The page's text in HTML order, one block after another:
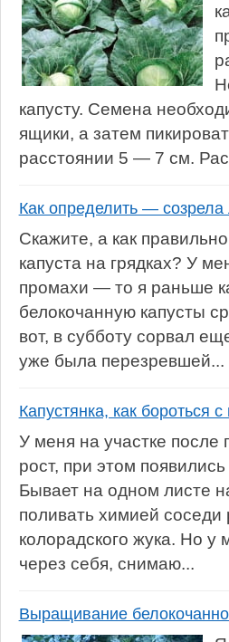
капусту. Семена
ящики, а затем
расстоянии 5 — 7 см.
Как определить — созрела
Скажите, а как
капуста на грядках? У
промахи — то я раньше
белокочанную капусты
вот, в субботу сорвал
уже была перезревшей...
Капустянка, как бороться
У меня на участке
рост, при этом
Бывает на одном листе
поливать химией соседи
колорадского жука. Но у
через себя, снимаю...
Выращивание